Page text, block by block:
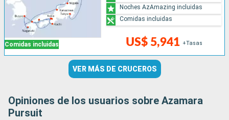
Comidas incluidas US$ 5,941 +Tasas
Noches AzAmazing incluidas
Comidas incluidas
VER MÁS DE CRUCEROS
Opiniones de los usuarios sobre Azamara
Pursuit